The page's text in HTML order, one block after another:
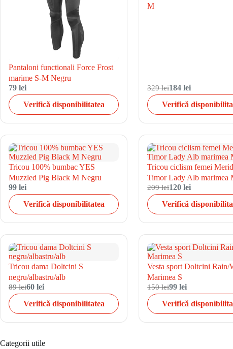
Pantaloni functionali Force Frost
marime S-M Negru
79 lei
Verifică disponibilitatea
M
329 lei184 lei
Verifică
Tricou 100% bumbac YES
Muzzled Pig Black M Negru
99 lei
Verifică disponibilitatea
Tricou ciclism femei
Timor Lady Alb marimea
209 lei120 lei
Verifică
Tricou dama Doltcini S
negru/albastru/alb
89 lei60 lei
Verifică disponibilitatea
Vesta sport Doltcini Rain/
Marimea S
150 lei99 lei
Verifică
Categorii utile